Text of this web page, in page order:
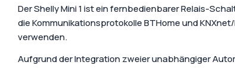
Der Shelly Mini 1 ist ein fernbedienbarer Relais-
die Kommunikationsprotokolle BTHome und
verwenden.
Aufgrund der Integration zweier unabhängiger